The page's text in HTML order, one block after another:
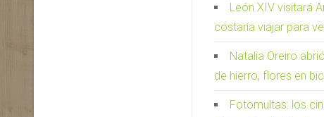
León XIV visitará
costaría viajar para
Natalia Oreiro
de hierro, flores en
Fotomultas: los